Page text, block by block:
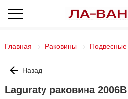
Главная Раковины Подвесные
Назад
Laguraty раковина 2006В